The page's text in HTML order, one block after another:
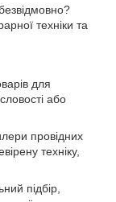
техніки та
для
або
провідних
техніку,
підбір,